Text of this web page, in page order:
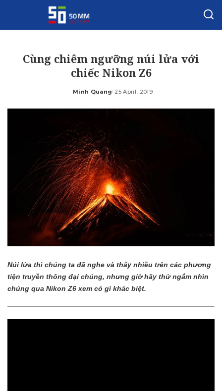
Cùng chiêm ngưỡng núi lửa với
chiếc Nikon Z6
Posted
Minh Quang 25 April, 2019
Núi lửa thì chúng ta đã nghe và thấy nhiều trên các phương
tiện truyền thông đại chúng, nhưng giờ hãy thử ngắm nhìn
chúng qua Nikon Z6 xem có gì khác biệt.